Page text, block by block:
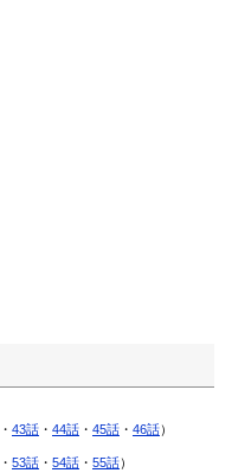
・ 43話 ・ 44話 ・ 45話 ・ 46話）
・ 53話 ・ 54話 ・ 55話）